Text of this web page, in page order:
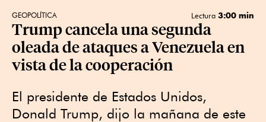
GEOPOLÍTICA Lectura 3:00 min
Trump cancela una segunda
oleada de ataques a Venezuela en
vista de la cooperación
El presidente de ‍Estados Unidos,
Donald Trump, dijo ‍la mañana de este